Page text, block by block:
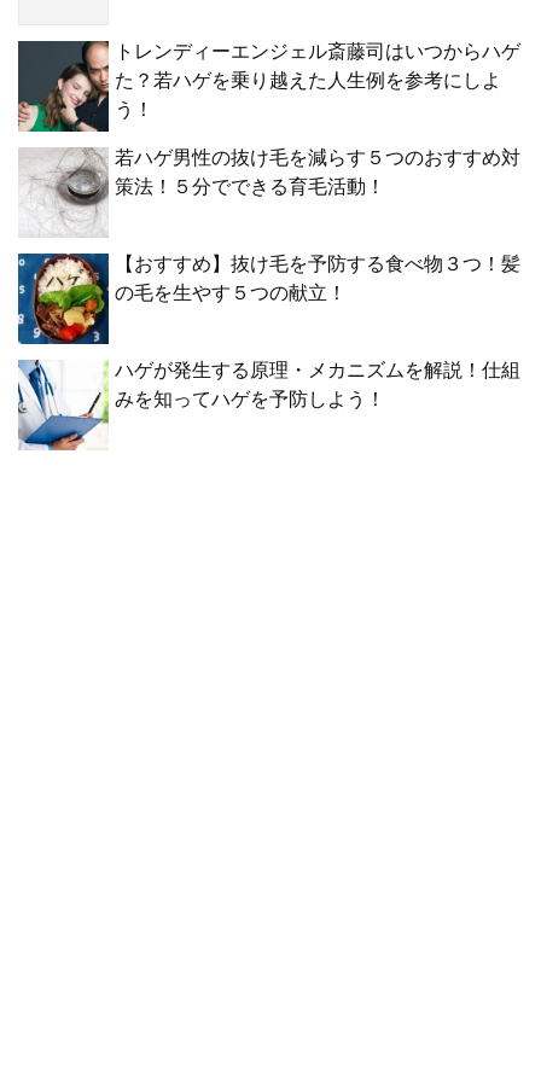
トレンディーエンジェル斎藤司はいつからハゲ
た？若ハゲを乗り越えた人生例を参考にしよ
う！
若ハゲ男性の抜け毛を減らす５つのおすすめ対
策法！５分でできる育毛活動！
【おすすめ】抜け毛を予防する食べ物３つ！髪
の毛を生やす５つの献立！
ハゲが発生する原理・メカニズムを解説！仕組
みを知ってハゲを予防しよう！